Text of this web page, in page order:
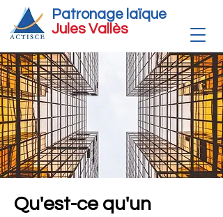
Patronage laïque
Jules Vallès
Qu'est-ce qu'un